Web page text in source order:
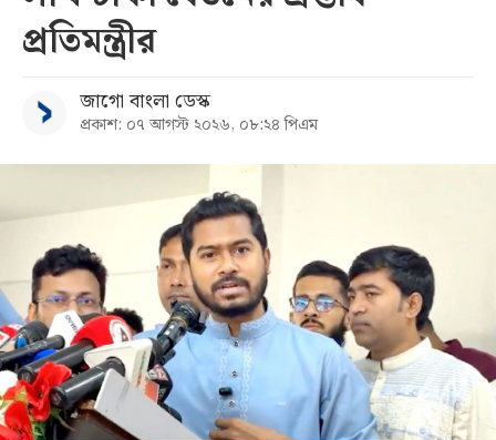
প্রতিমন্ত্রীর
জাগো বাংলা ডেস্ক
প্রকাশ: ০৭ আগস্ট ২০২৬, ০৮:২৪ পিএম